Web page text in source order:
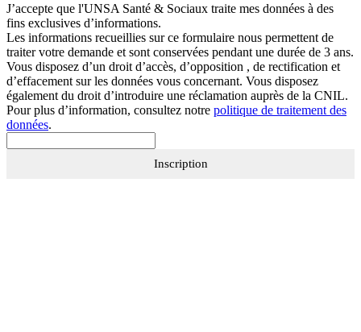
J’accepte que l'UNSA Santé & Sociaux traite mes données à des
fins exclusives d’informations.
Les informations recueillies sur ce formulaire nous permettent de
traiter votre demande et sont conservées pendant une durée de 3 ans.
Vous disposez d’un droit d’accès, d’opposition , de rectification et
d’effacement sur les données vous concernant. Vous disposez
également du droit d’introduire une réclamation auprès de la CNIL.
Pour plus d’information, consultez notre politique de traitement des
données.
Inscription